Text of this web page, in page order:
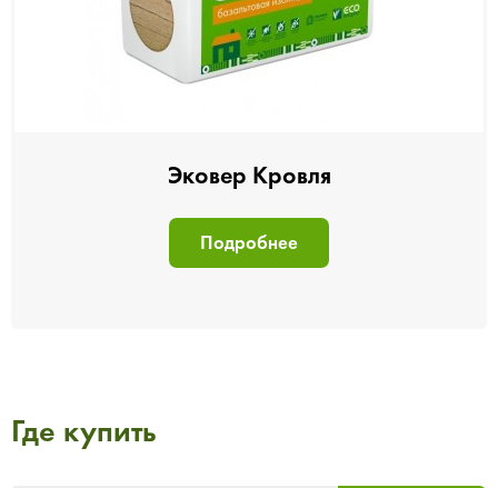
Эковер Кровля
Подробнее
Где купить